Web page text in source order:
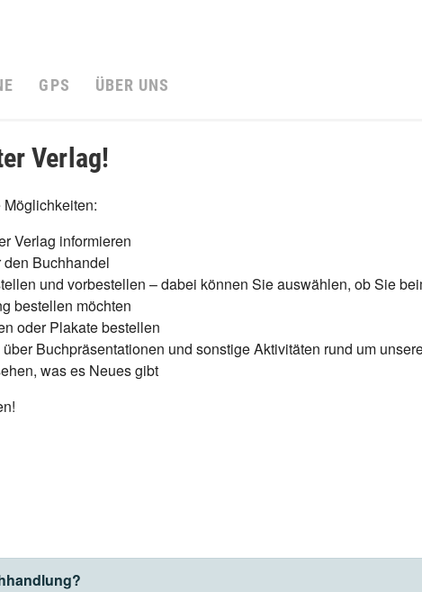
GPS ÜBER UNS
Verlag!
Verlag informieren
Buchhandel
und vorbestellen – dabei können Sie auswählen, ob Sie
bestellen möchten
oder Plakate bestellen
Buchpräsentationen und sonstige Aktivitäten rund um
was es Neues gibt